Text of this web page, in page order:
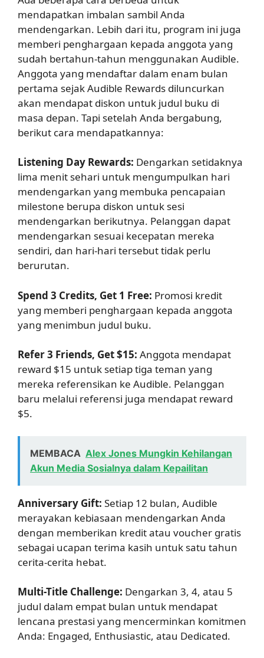
mendapatkan imbalan sambil Anda
mendengarkan. Lebih dari itu, program ini juga
memberi penghargaan kepada anggota yang
sudah bertahun-tahun menggunakan Audible.
Anggota yang mendaftar dalam enam bulan
pertama sejak Audible Rewards diluncurkan
akan mendapat diskon untuk judul buku di
masa depan. Tapi setelah Anda bergabung,
berikut cara mendapatkannya:
Listening Day Rewards: Dengarkan setidaknya
lima menit sehari untuk mengumpulkan hari
mendengarkan yang membuka pencapaian
milestone berupa diskon untuk sesi
mendengarkan berikutnya. Pelanggan dapat
mendengarkan sesuai kecepatan mereka
sendiri, dan hari-hari tersebut tidak perlu
berurutan.
Spend 3 Credits, Get 1 Free: Promosi kredit
yang memberi penghargaan kepada anggota
yang menimbun judul buku.
Refer 3 Friends, Get $15: Anggota mendapat
reward $15 untuk setiap tiga teman yang
mereka referensikan ke Audible. Pelanggan
baru melalui referensi juga mendapat reward
$5.
MEMBACA Alex Jones Mungkin Kehilangan
Akun Media Sosialnya dalam Kepailitan
Anniversary Gift: Setiap 12 bulan, Audible
merayakan kebiasaan mendengarkan Anda
dengan memberikan kredit atau voucher gratis
sebagai ucapan terima kasih untuk satu tahun
cerita-cerita hebat.
Multi-Title Challenge: Dengarkan 3, 4, atau 5
judul dalam empat bulan untuk mendapat
lencana prestasi yang mencerminkan komitmen
Anda: Engaged, Enthusiastic, atau Dedicated.